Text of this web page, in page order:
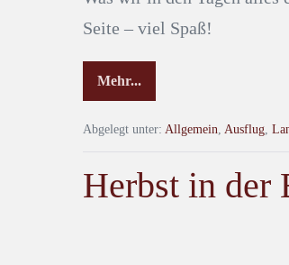
Seite – viel Spaß!
Mehr...
Abgelegt unter: Allgemein, Ausflug,
Herbst in der